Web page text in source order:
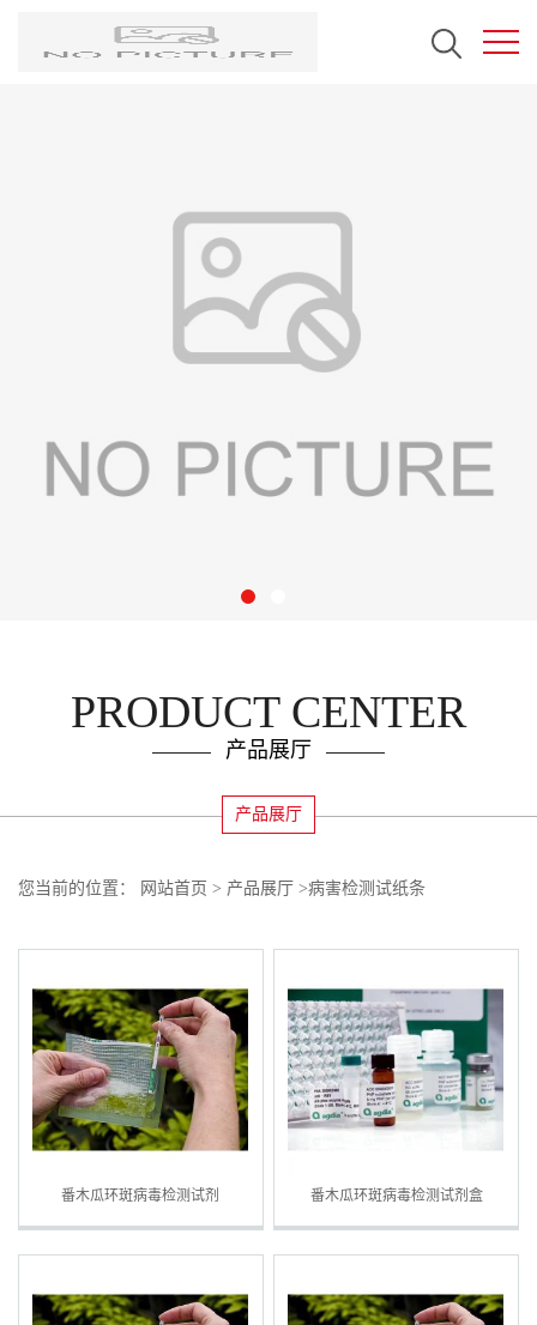
PRODUCT CENTER
产品展厅
产品展厅
您当前的位置： 网站首页 > 产品展厅 >病害检测试纸条
番木瓜环斑病毒检测试剂 番木瓜环斑病毒检测试剂盒